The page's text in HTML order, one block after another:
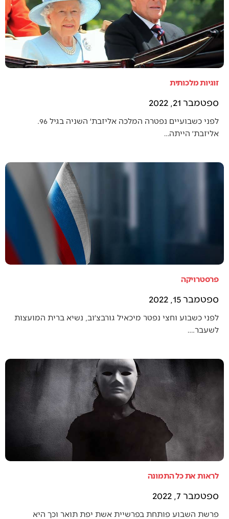
זוגיות מלכותית
ספטמבר 21, 2022
אליזבת׳ הייתה…
פרסטרויקה
ספטמבר 15, 2022
לפני כשבוע וחצי נפטר מיכאיל גורבצ׳וב, נשיא ברית המועצות
לשעבר.…
לראות את כל התמונה
ספטמבר 7, 2022
פרשת השבוע פותחת בפרשיית אשת יפת תואר וכך היא